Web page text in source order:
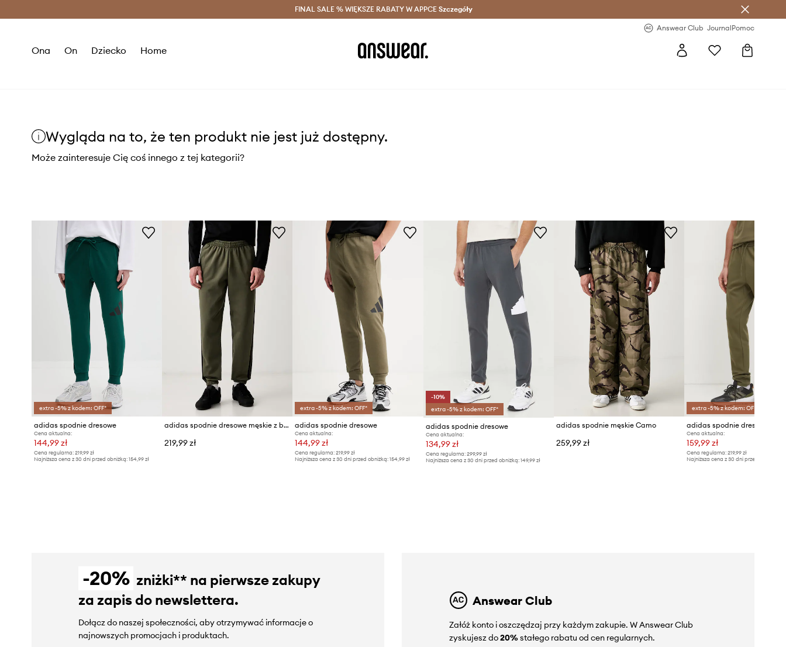
Oszczędzaj z Answear Club > Dostawa nawet w 24h >
FINAL SALE % WIĘKSZE RABATY W APPCE Szczegóły
Answear Club JournalPomoc
Ona On Dziecko Home
Wygląda na to, że ten produkt nie jest już dostępny.
Może zainteresuje Cię coś innego z tej kategorii?
extra -5% z kodem: OFF*
adidas spodnie dresowe
Cena aktualna:
144,99 zł
Cena regularna: 219,99 zł
Najniższa cena z 30 dni przed obniżką: 154,99 zł
adidas spodnie dresowe męskie z bawełną Three Stripes
219,99 zł
extra -5% z kodem: OFF*
adidas spodnie dresowe
Cena aktualna:
144,99 zł
Cena regularna: 219,99 zł
Najniższa cena z 30 dni przed obniżką: 154,99 zł
-10%
extra -5% z kodem: OFF*
adidas spodnie dresowe
Cena aktualna:
134,99 zł
Cena regularna: 299,99 zł
Najniższa cena z 30 dni przed obniżką: 149,99 zł
adidas spodnie męskie Camo
259,99 zł
extra -5% z kodem: OFF*
adidas spodnie dresowe
Cena aktualna:
159,99 zł
Cena regularna: 219,99 zł
Najniższa cena z 30 dni przed obniżką:
-20% zniżki** na pierwsze zakupy
za zapis do newslettera.
Dołącz do naszej społeczności, aby otrzymywać informacje o
najnowszych promocjach i produktach.
Answear Club
Załóż konto i oszczędzaj przy każdym zakupie. W Answear Club
zyskujesz do20%stałego rabatu od cen regularnych.